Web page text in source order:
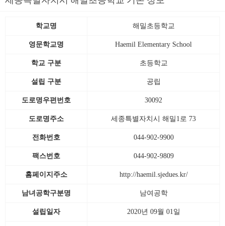
학교명 해밀초등학교
영문학교명 Haemil Elementary School
학교 구분 초등학교
설립 구분 공립
도로명우편번호 30092
도로명주소 세종특별자치시 해밀1로 73
전화번호 044-902-9900
팩스번호 044-902-9809
홈페이지주소 http://haemil.sjedues.kr/
남녀공학구분명 남여공학
설립일자 2020년 09월 01일